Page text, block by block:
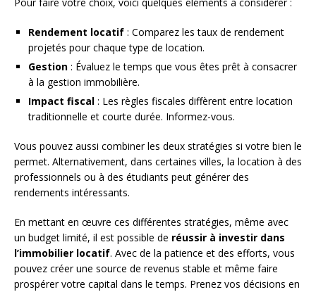
Rendement locatif : Comparez les taux de rendement
projetés pour chaque type de location.
Gestion : Évaluez le temps que vous êtes prêt à consacrer
à la gestion immobilière.
Impact fiscal : Les règles fiscales diffèrent entre location
traditionnelle et courte durée. Informez-vous.
Vous pouvez aussi combiner les deux stratégies si votre bien le
permet. Alternativement, dans certaines villes, la location à des
professionnels ou à des étudiants peut générer des
rendements intéressants.
En mettant en œuvre ces différentes stratégies, même avec
un budget limité, il est possible de réussir à investir dans
l’immobilier locatif. Avec de la patience et des efforts, vous
pouvez créer une source de revenus stable et même faire
prospérer votre capital dans le temps. Prenez vos décisions en